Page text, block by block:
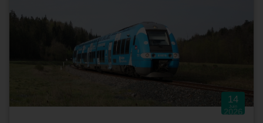
14
Juin
2026